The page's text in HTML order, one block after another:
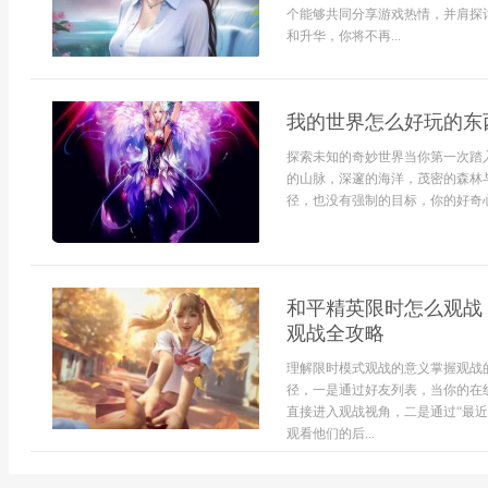
个能够共同分享游戏热情，并肩
和升华，你将不再...
我的世界怎么好玩的
探索未知的奇妙世界当你第一次
的山脉，深邃的海洋，茂密的森
径，也没有强制的目标，你的好奇
和平精英限时怎么观
观战全攻略
理解限时模式观战的意义掌握观
径，一是通过好友列表，当你的
直接进入观战视角，二是通过“最
观看他们的后...